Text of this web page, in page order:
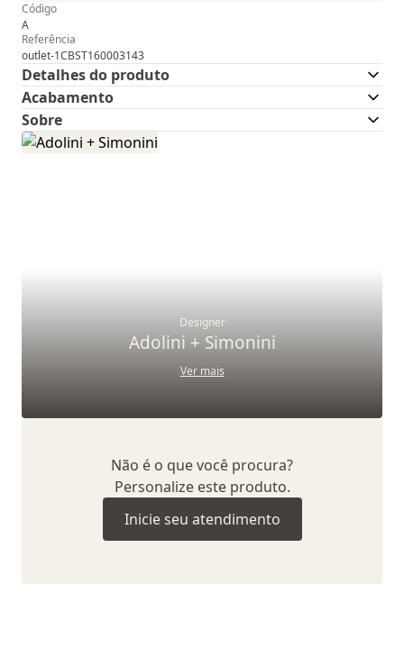
Código
A
Referência
outlet-1CBST160003143
Detalhes do produto
Acabamento
Sobre
Designer
Adolini + Simonini
Ver mais
Não é o que você procura?
Personalize este produto.
Inicie seu atendimento